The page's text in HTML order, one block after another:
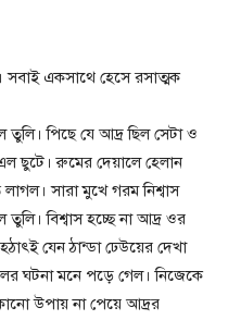
সবাই একসাথে হেসে রসাত্মক
পিছে যে আদ্র ছিল সেটা ও
ছুটে। রুমের দেয়ালে হেলান
সারা মুখে গরম নিশ্বাস
বিশ্বাস হচ্ছে না আদ্র ওর
যেন ঠান্ডা ঢেউয়ের দেখা
ঘটনা মনে পড়ে গেল। নিজেকে
উপায় না পেয়ে আদ্রর